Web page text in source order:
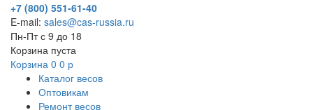
+7 (800) 551-61-40
E-mail: sales@cas-russia.ru
Пн-Пт с 9 до 18
Корзина пуста
Корзина 0 0 р
Каталог весов
Оптовикам
Ремонт весов